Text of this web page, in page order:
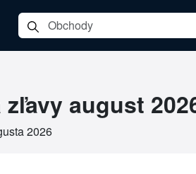
august
2026